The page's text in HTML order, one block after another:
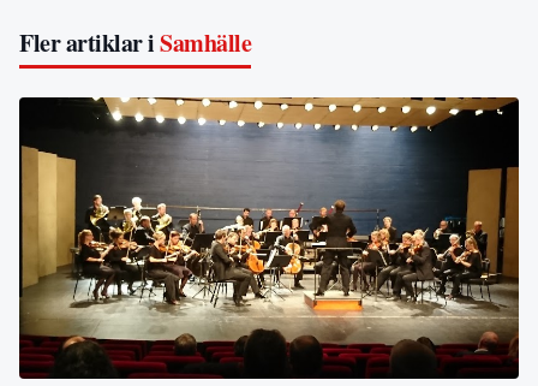
Fler artiklar iSamhälle